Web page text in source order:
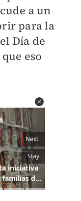
a un
para la
Día de
eso